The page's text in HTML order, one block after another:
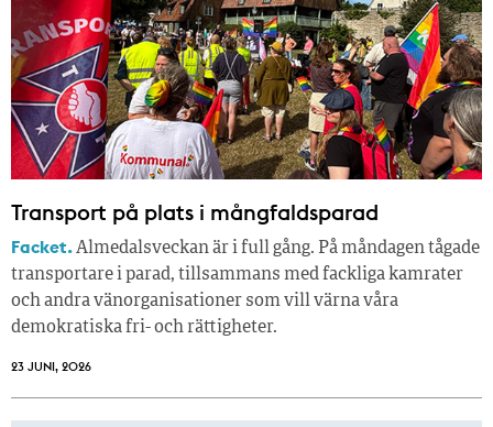
Transport på plats i mångfaldsparad
Facket.Almedalsveckan är i full gång. På måndagen tågade
transportare i parad, tillsammans med fackliga kamrater
och andra vänorganisationer som vill värna våra
demokratiska fri- och rättigheter.
23 JUNI, 2026